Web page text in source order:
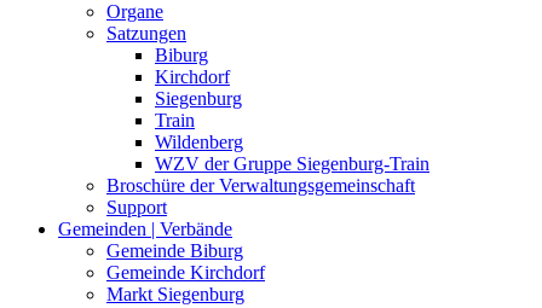
Organe
Satzungen
Biburg
Kirchdorf
Siegenburg
Train
Wildenberg
WZV der Gruppe Siegenburg-Train
Broschüre der Verwaltungsgemeinschaft
Support
Gemeinden | Verbände
Gemeinde Biburg
Gemeinde Kirchdorf
Markt Siegenburg